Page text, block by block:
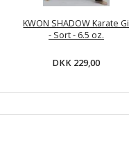
KWON SHADOW Karate Gi
- Sort - 6.5 oz.
DKK 229,00